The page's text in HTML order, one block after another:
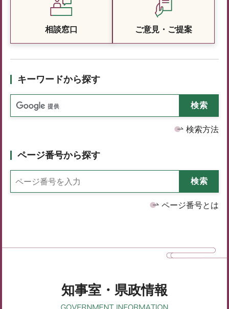
相談窓口 ご意見・ご提案
キーワードから探す
検索方法
ページ番号から探す
ページ番号とは
知事室・県政情報